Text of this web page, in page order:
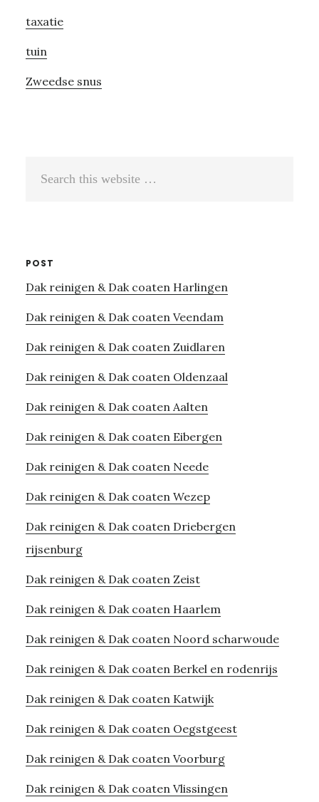
taxatie
tuin
Zweedse snus
POST
Dak reinigen & Dak coaten Harlingen
Dak reinigen & Dak coaten Veendam
Dak reinigen & Dak coaten Zuidlaren
Dak reinigen & Dak coaten Oldenzaal
Dak reinigen & Dak coaten Aalten
Dak reinigen & Dak coaten Eibergen
Dak reinigen & Dak coaten Neede
Dak reinigen & Dak coaten Wezep
Dak reinigen & Dak coaten Driebergen
rijsenburg
Dak reinigen & Dak coaten Zeist
Dak reinigen & Dak coaten Haarlem
Dak reinigen & Dak coaten Noord scharwoude
Dak reinigen & Dak coaten Berkel en rodenrijs
Dak reinigen & Dak coaten Katwijk
Dak reinigen & Dak coaten Oegstgeest
Dak reinigen & Dak coaten Voorburg
Dak reinigen & Dak coaten Vlissingen